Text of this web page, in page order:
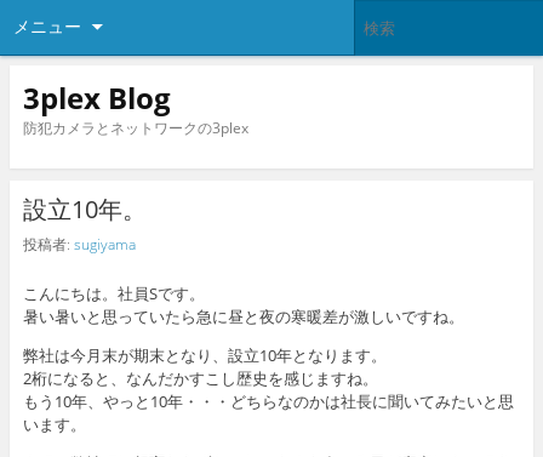
メニュー
3plex Blog
防犯カメラとネットワークの3plex
設立10年。
投稿者: sugiyama
こんにちは。社員Sです。
暑い暑いと思っていたら急に昼と夜の寒暖差が激しいですね。
弊社は今月末が期末となり、設立10年となります。
2桁になると、なんだかすこし歴史を感じますね。
もう10年、やっと10年・・・どちらなのかは社長に聞いてみたいと思
います。